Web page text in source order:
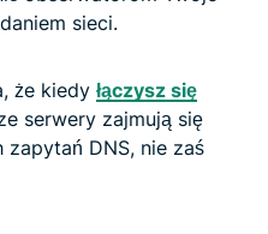
sieci.
że kiedy łączysz się
serwery zajmują się
zapytań DNS, nie zaś